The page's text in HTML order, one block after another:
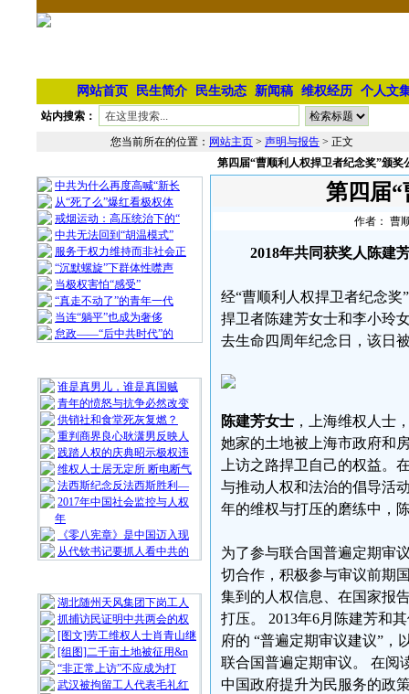
网站首页 民生简介 民生动态 新闻稿 维权经历 个人文
站内搜索：
您当前所在的位置： 网站主页 > 声明与报告 > 正文
中共为什么再度高喊“新长
从“死了么”爆红看极权体
戒烟运动：高压统治下的“
中共无法回到“胡温模式”
服务于权力维持而非社会正
“沉默螺旋”下群体性噤声
当极权害怕“感受”
“真走不动了”的青年一代
当连“躺平”也成为奢侈
怠政——“后中共时代”的
谁是真男儿，谁是真国贼
青年的愤怒与抗争必然改变
供销社和食堂死灰复燃？
重判商界良心耿潇男反映人
践踏人权的庆典昭示极权违
维权人士居无定所 断电断气
法西斯纪念反法西斯胜利—
2017年中国社会监控与人权
年
《零八宪章》是中国迈入现
从代钦书记要抓人看中共的
湖北随州天风集团下岗工人
抓捕访民证明中共两会的权
[图文]劳工维权人士肖青山继
[组图]二千亩土地被征用&n
“非正常上访”不应成为打
武汉被拘留工人代表毛礼红
第四届“曹顺利人权捍卫者纪念奖”颁奖
第四届
作者： 曹
2018年共同获奖人陈建
经“曹顺利人权捍卫者纪念奖
捍卫者陈建芳女士和李小玲
去生命四周年纪念日，该日
陈建芳女士，上海维权人士
她家的土地被上海市政府和
上访之路捍卫自己的权益。
与推动人权和法治的倡导活
年的维权与打压的磨练中，
为了参与联合国普遍定期审
切合作，积极参与审议前期
集到的人权信息、在国家报
打压。 2013年6月陈建芳和
府的 “普遍定期审议建议”，
联合国普遍定期审议。 在阅
中国政府提升为民服务的政